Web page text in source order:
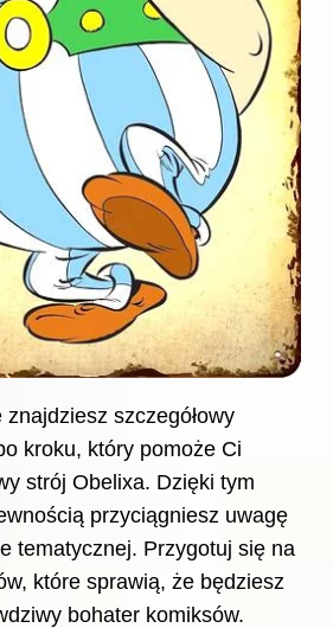
szczegółowy
kroku, który pomoże Ci
strój Obelixa. Dzięki tym
przyciągniesz uwagę
tematycznej. Przygotuj się na
które sprawią, że będziesz
bohater komiksów.